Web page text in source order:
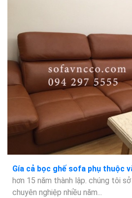
Gía cả bọc ghế sofa phụ thuộc
hơn 15 năm thành lập. chúng tôi
chuyên nghiệp nhiều năm...